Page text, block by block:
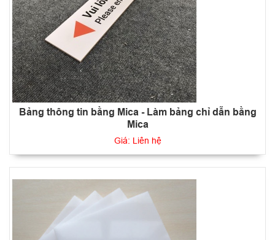
Bảng thông tin bằng Mica - Làm bảng chỉ dẫn bằng
Mica
Giá: Liên hệ